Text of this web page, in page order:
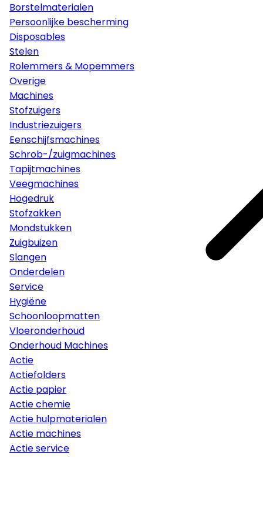
Borstelmaterialen
Persoonlijke bescherming
Disposables
Stelen
Rolemmers & Mopemmers
Overige
Machines
Stofzuigers
Industriezuigers
Eenschijfsmachines
Schrob-/zuigmachines
Tapijtmachines
Veegmachines
Hogedruk
Stofzakken
Mondstukken
Zuigbuizen
Slangen
Onderdelen
Service
Hygiëne
Schoonloopmatten
Vloeronderhoud
Onderhoud Machines
Actie
Actiefolders
Actie papier
Actie chemie
Actie hulpmaterialen
Actie machines
Actie service